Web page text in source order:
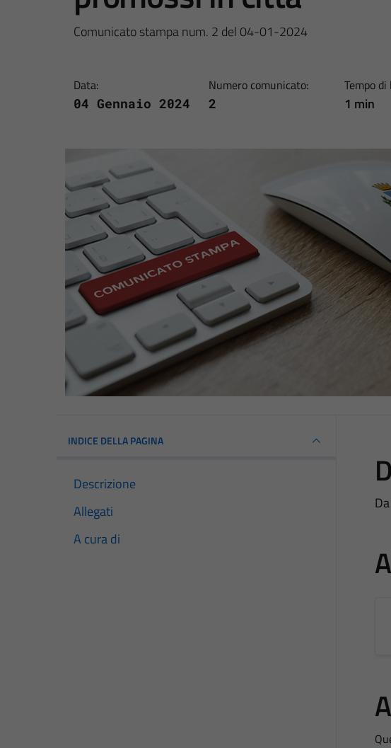
Comunicato stampa num. 2 del 04-01-2024
Data:
04 Gennaio 2024
Numero comunicato:
2
Tempo
1 min
INDICE DELLA PAGINA
Descrizione
Allegati
A cura di